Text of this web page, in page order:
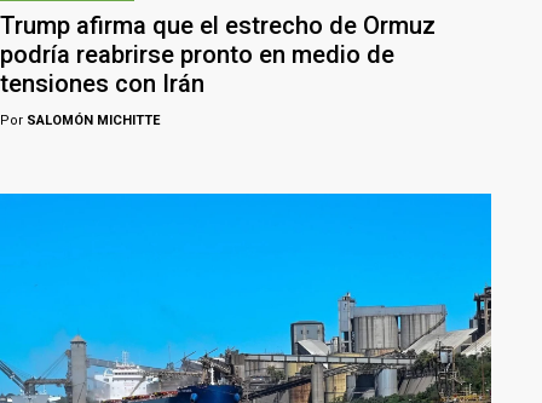
Trump afirma que el estrecho de Ormuz
podría reabrirse pronto en medio de
tensiones con Irán
Por SALOMÓN MICHITTE